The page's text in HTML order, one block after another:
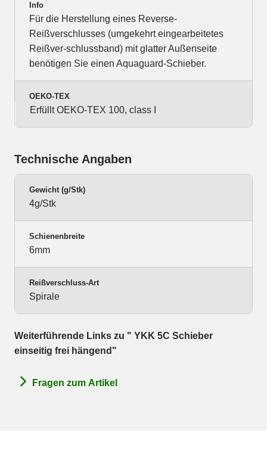
Info
Für die Herstellung eines Reverse-
Reißverschlusses (umgekehrt eingearbeitetes
Reißver-schlussband) mit glatter Außenseite
benötigen Sie einen Aquaguard-Schieber.
OEKO-TEX
Erfüllt OEKO-TEX 100, class I
Technische Angaben
Gewicht (g/Stk)
4g/Stk
Schienenbreite
6mm
Reißverschluss-Art
Spirale
Weiterführende Links zu " YKK 5C Schieber
einseitig frei hängend"
Fragen zum Artikel